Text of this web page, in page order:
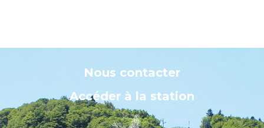
Nous contacter
Accéder à la station